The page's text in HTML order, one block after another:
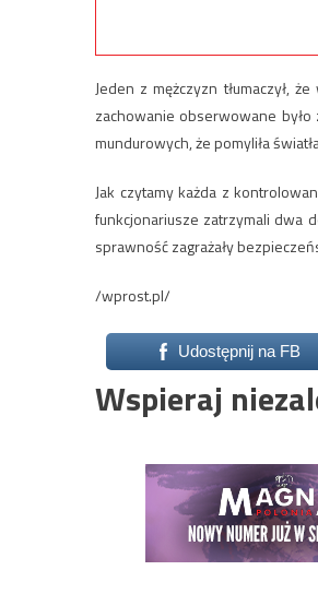
Jeden z mężczyzn tłumaczył,
zachowanie obserwowane było
mundurowych, że pomyliła
Jak czytamy każda z
funkcjonariusze zatrzymali dwa
sprawność zagrażały
/wprost.pl/
Udostępnij na FB
Wspieraj